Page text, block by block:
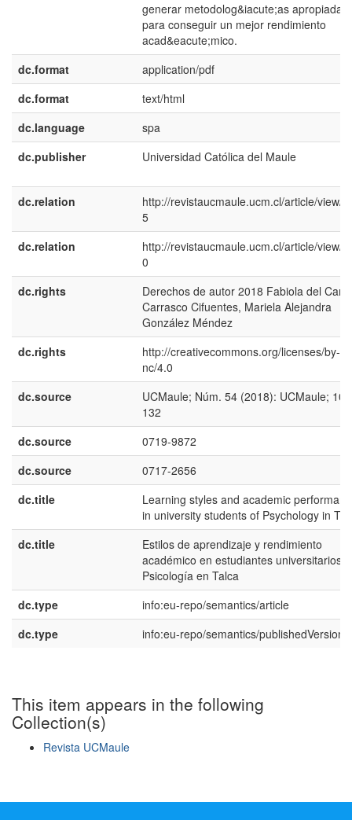
generar metodolog&iacute;as apropiadas
para conseguir un mejor rendimiento
acad&eacute;mico.
dc.format
application/pdf
dc.format
text/html
dc.language
spa
dc.publisher
Universidad Católica del Maule
dc.relation
http://revistaucmaule.ucm.cl/article/view/
5
dc.relation
http://revistaucmaule.ucm.cl/article/view/
0
dc.rights
Derechos de autor 2018 Fabiola del
Carrasco Cifuentes, Mariela Alejandra
González Méndez
dc.rights
http://creativecommons.org/licenses/by-
nc/4.0
dc.source
UCMaule; Núm. 54 (2018): UCMaule;
132
dc.source
0719-9872
dc.source
0717-2656
dc.title
Learning styles and academic
in university students of Psychology in
dc.title
Estilos de aprendizaje y rendimiento
académico en estudiantes universitarios
Psicología en Talca
dc.type
info:eu-repo/semantics/article
dc.type
info:eu-repo/semantics/publishedVersion
This item appears in the following
Collection(s)
Revista UCMaule